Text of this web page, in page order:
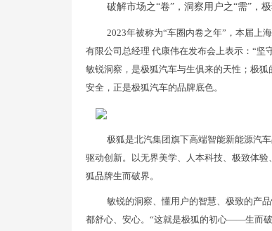
破解市场之“卷”，洞察用户之“需”，
2023年被称为“车圈内卷之年”，本届上
有限公司总经理 代康伟在发布会上表示：“坚
敏锐洞察，是极狐汽车与生俱来的天性；极
安全，正是极狐汽车的品牌底色。
极狐是北汽集团旗下高端智能新能源汽
驱动创新。以无界美学、人本科技、极致体
狐品牌生而破界。
敏锐的洞察、懂用户的智慧、极致的产
都舒心、安心。“这就是极狐的初心——生而